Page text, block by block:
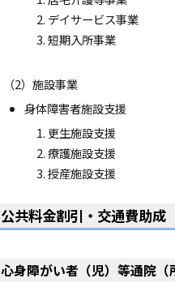
デイサービス事業
短期入所事業
（2）施設事業
身体障害者施設支援
更生施設支援
療護施設支援
授産施設支援
公共料金割引・交通費助成
心身障がい者（児）等通院（